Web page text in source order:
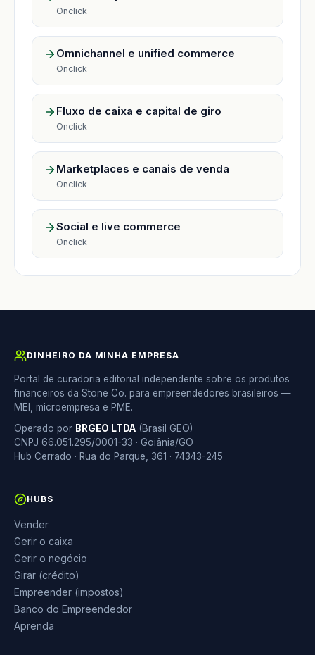
Onclick
Omnichannel e unified commerce
Onclick
Fluxo de caixa e capital de giro
Onclick
Marketplaces e canais de venda
Onclick
Social e live commerce
Onclick
DINHEIRO DA MINHA EMPRESA
Portal de curadoria editorial independente sobre os produtos
financeiros da Stone Co. para empreendedores brasileiros —
MEI, microempresa e PME.
Operado por BRGEO LTDA (Brasil GEO)
CNPJ 66.051.295/0001-33 · Goiânia/GO
Hub Cerrado · Rua do Parque, 361 · 74343-245
HUBS
Vender
Gerir o caixa
Gerir o negócio
Girar (crédito)
Empreender (impostos)
Banco do Empreendedor
Aprenda